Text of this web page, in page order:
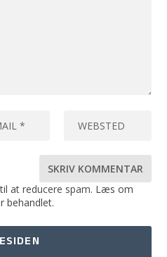
at reducere spam. Læs om
behandlet.